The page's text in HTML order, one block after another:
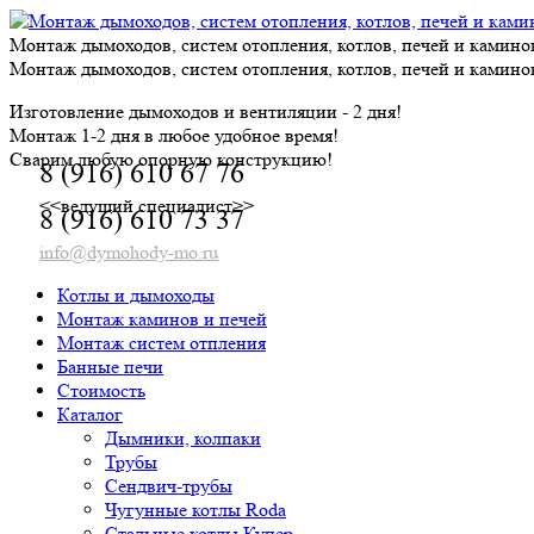
Skip
to
content
Монтаж дымоходов, систем отопления, котлов, печей и
Монтаж дымоходов, систем отопления, котлов, печей и
Изготовление дымоходов и вентиляции - 2 дня!
Монтаж 1-2 дня в любое удобное время!
Сварим любую опорную конструкцию!
8 (916) 610 67 76
<<ведущий специалист>>
8 (916) 610 73 37
info@dymohody-mo.ru
Котлы и дымоходы
Монтаж каминов и печей
Монтаж систем отпления
Банные печи
Стоимость
Каталог
Дымники, колпаки
Трубы
Сендвич-трубы
Чугунные котлы Roda